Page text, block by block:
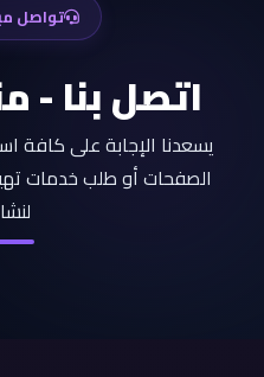
تواصل
اتصل بنا -
يسعدنا الإجابة على كافة
الصفحات أو طلب خدمات